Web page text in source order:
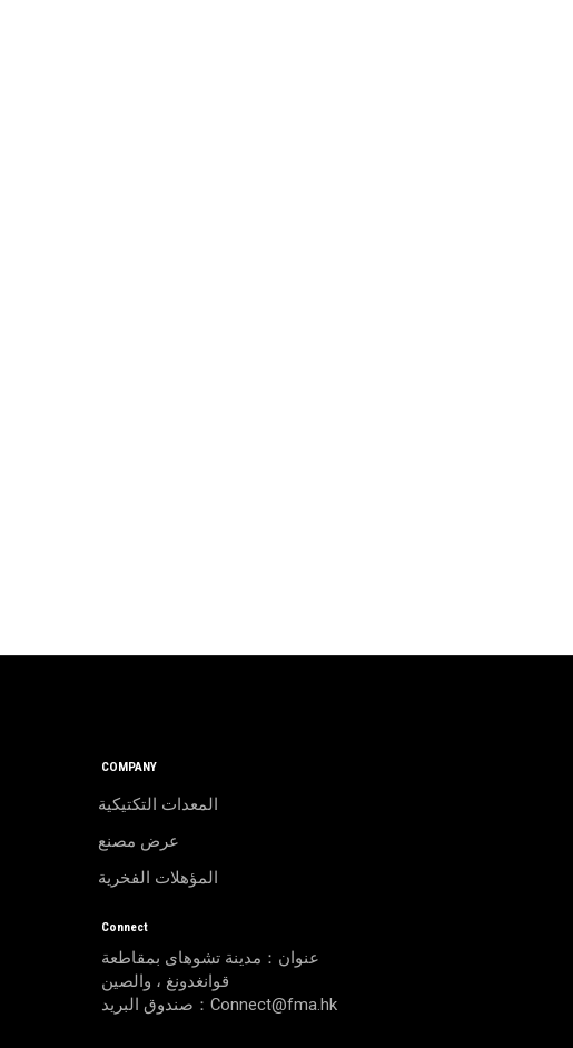
COMPANY
المعدات التكتيكية
عرض مصنع
المؤهلات الفخرية
Connect
عنوان：مدينة تشوهاى بمقاطعة
قوانغدونغ ، والصين
صندوق البريد：Connect@fma.hk